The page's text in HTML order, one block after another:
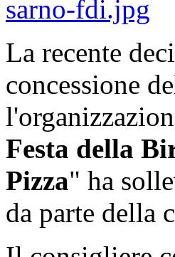
La recente
concessione
Festa della
Pizza" ha
da parte della